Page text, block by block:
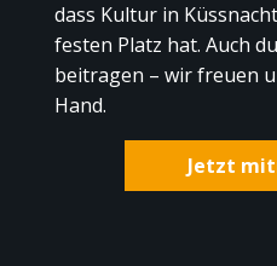
dass Kultur in
festen Platz hat. Auch
beitragen – wir freuen
Hand.
Jetzt